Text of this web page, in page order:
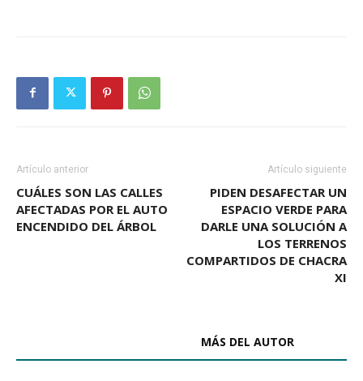
Artículo anterior
CUÁLES SON LAS CALLES
AFECTADAS POR EL AUTO
ENCENDIDO DEL ÁRBOL
Artículo siguiente
PIDEN DESAFECTAR UN
ESPACIO VERDE PARA
DARLE UNA SOLUCIÓN A
LOS TERRENOS
COMPARTIDOS DE CHACRA
XI
MÁS DEL AUTOR